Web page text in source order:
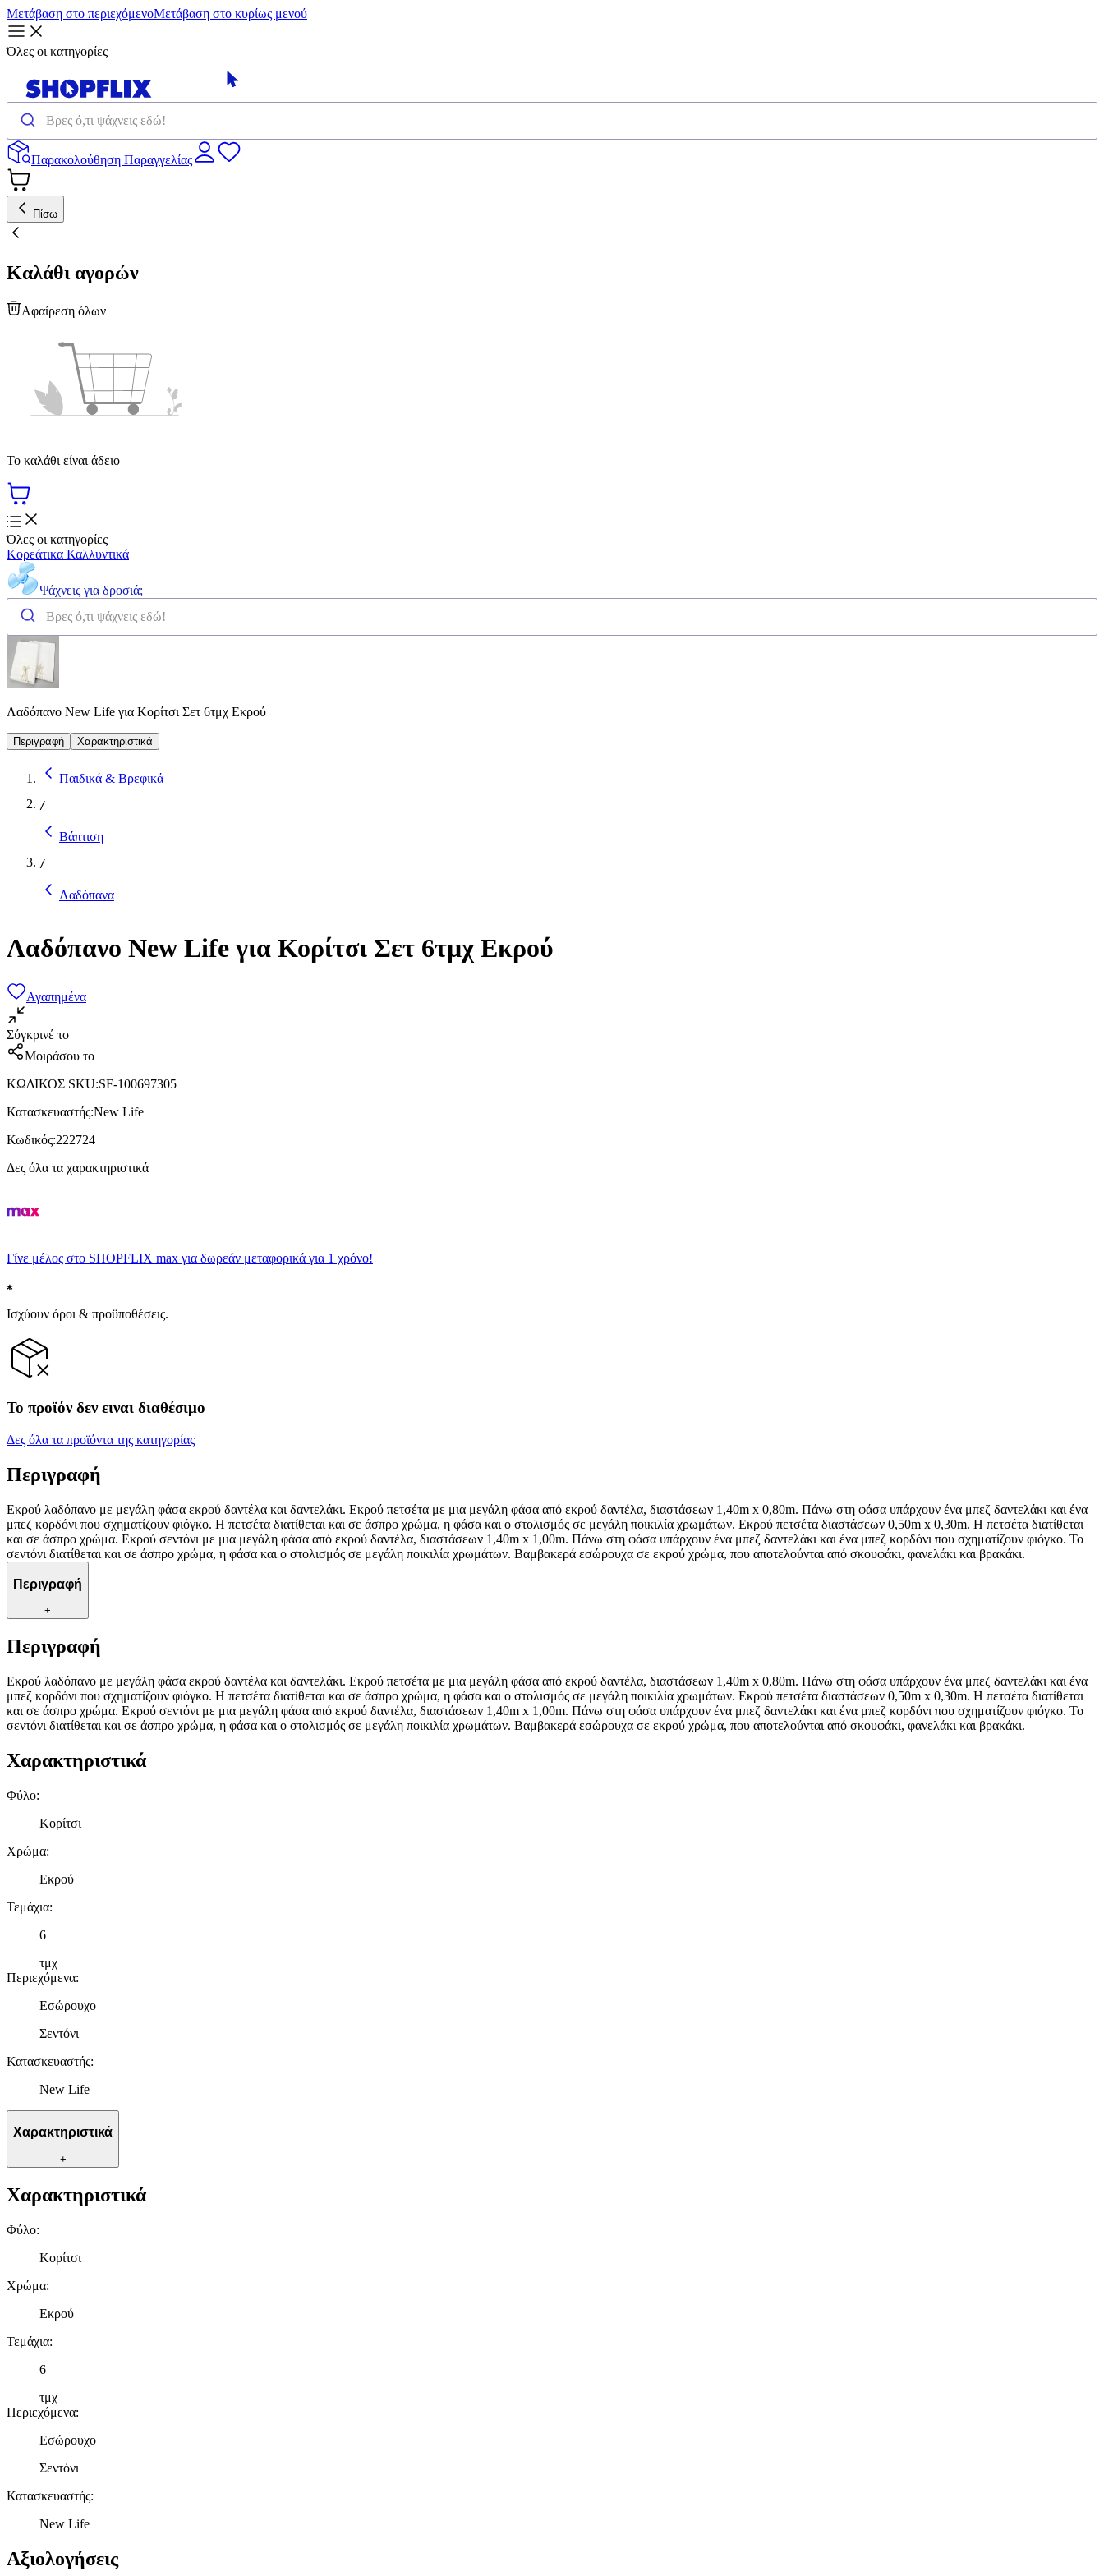
Μετάβαση στο περιεχόμενοΜετάβαση στο κυρίως μενού
Όλες οι κατηγορίες
Παρακολούθηση Παραγγελίας
Πίσω
Καλάθι αγορών
Αφαίρεση όλων
Το καλάθι είναι άδειο
Όλες οι κατηγορίες
Κορεάτικα Καλλυντικά
Ψάχνεις για δροσιά;
Λαδόπανο New Life για Κορίτσι Σετ 6τμχ Εκρού
Περιγραφή Χαρακτηριστικά
Παιδικά & Βρεφικά
/
Βάπτιση
/
Λαδόπανα
Λαδόπανο New Life για Κορίτσι Σετ 6τμχ Εκρού
Αγαπημένα
Σύγκρινέ το
Μοιράσου το
ΚΩΔΙΚΟΣ SKU:SF-100697305
Κατασκευαστής:New Life
Κωδικός:222724
Δες όλα τα χαρακτηριστικά
Γίνε μέλος στο SHOPFLIX max για δωρεάν μεταφορικά για 1 χρόνο!
Ισχύουν όροι & προϋποθέσεις.
Το προϊόν δεν ειναι διαθέσιμο
Δες όλα τα προϊόντα της κατηγορίας
Περιγραφή
Εκρού λαδόπανο με μεγάλη φάσα εκρού δαντέλα και δαντελάκι. Εκρού πετσέτα με μια μεγάλη φάσα από εκρού δαντέλα, διαστάσεων 1,40m x 0,80m. Πάνω στη φάσα υπάρχουν ένα μπεζ δαντελάκι και ένα
μπεζ κορδόνι που σχηματίζουν φιόγκο. Η πετσέτα διατίθεται και σε άσπρο χρώμα, η φάσα και ο στολισμός σε μεγάλη ποικιλία χρωμάτων. Εκρού πετσέτα διαστάσεων 0,50m x 0,30m. Η πετσέτα διατίθεται
και σε άσπρο χρώμα. Εκρού σεντόνι με μια μεγάλη φάσα από εκρού δαντέλα, διαστάσεων 1,40m x 1,00m. Πάνω στη φάσα υπάρχουν ένα μπεζ δαντελάκι και ένα μπεζ κορδόνι που σχηματίζουν φιόγκο. Το
σεντόνι διατίθεται και σε άσπρο χρώμα, η φάσα και ο στολισμός σε μεγάλη ποικιλία χρωμάτων. Βαμβακερά εσώρουχα σε εκρού χρώμα, που αποτελούνται από σκουφάκι, φανελάκι και βρακάκι.
Περιγραφή
+
Περιγραφή
Εκρού λαδόπανο με μεγάλη φάσα εκρού δαντέλα και δαντελάκι. Εκρού πετσέτα με μια μεγάλη φάσα από εκρού δαντέλα, διαστάσεων 1,40m x 0,80m. Πάνω στη φάσα υπάρχουν ένα μπεζ δαντελάκι και ένα
μπεζ κορδόνι που σχηματίζουν φιόγκο. Η πετσέτα διατίθεται και σε άσπρο χρώμα, η φάσα και ο στολισμός σε μεγάλη ποικιλία χρωμάτων. Εκρού πετσέτα διαστάσεων 0,50m x 0,30m. Η πετσέτα διατίθεται
και σε άσπρο χρώμα. Εκρού σεντόνι με μια μεγάλη φάσα από εκρού δαντέλα, διαστάσεων 1,40m x 1,00m. Πάνω στη φάσα υπάρχουν ένα μπεζ δαντελάκι και ένα μπεζ κορδόνι που σχηματίζουν φιόγκο. Το
σεντόνι διατίθεται και σε άσπρο χρώμα, η φάσα και ο στολισμός σε μεγάλη ποικιλία χρωμάτων. Βαμβακερά εσώρουχα σε εκρού χρώμα, που αποτελούνται από σκουφάκι, φανελάκι και βρακάκι.
Χαρακτηριστικά
Φύλο:
Κορίτσι
Χρώμα:
Εκρού
Τεμάχια:
6
τμχ
Περιεχόμενα:
Εσώρουχο
Σεντόνι
Κατασκευαστής:
New Life
Χαρακτηριστικά
+
Χαρακτηριστικά
Φύλο:
Κορίτσι
Χρώμα:
Εκρού
Τεμάχια:
6
τμχ
Περιεχόμενα:
Εσώρουχο
Σεντόνι
Κατασκευαστής:
New Life
Αξιολογήσεις